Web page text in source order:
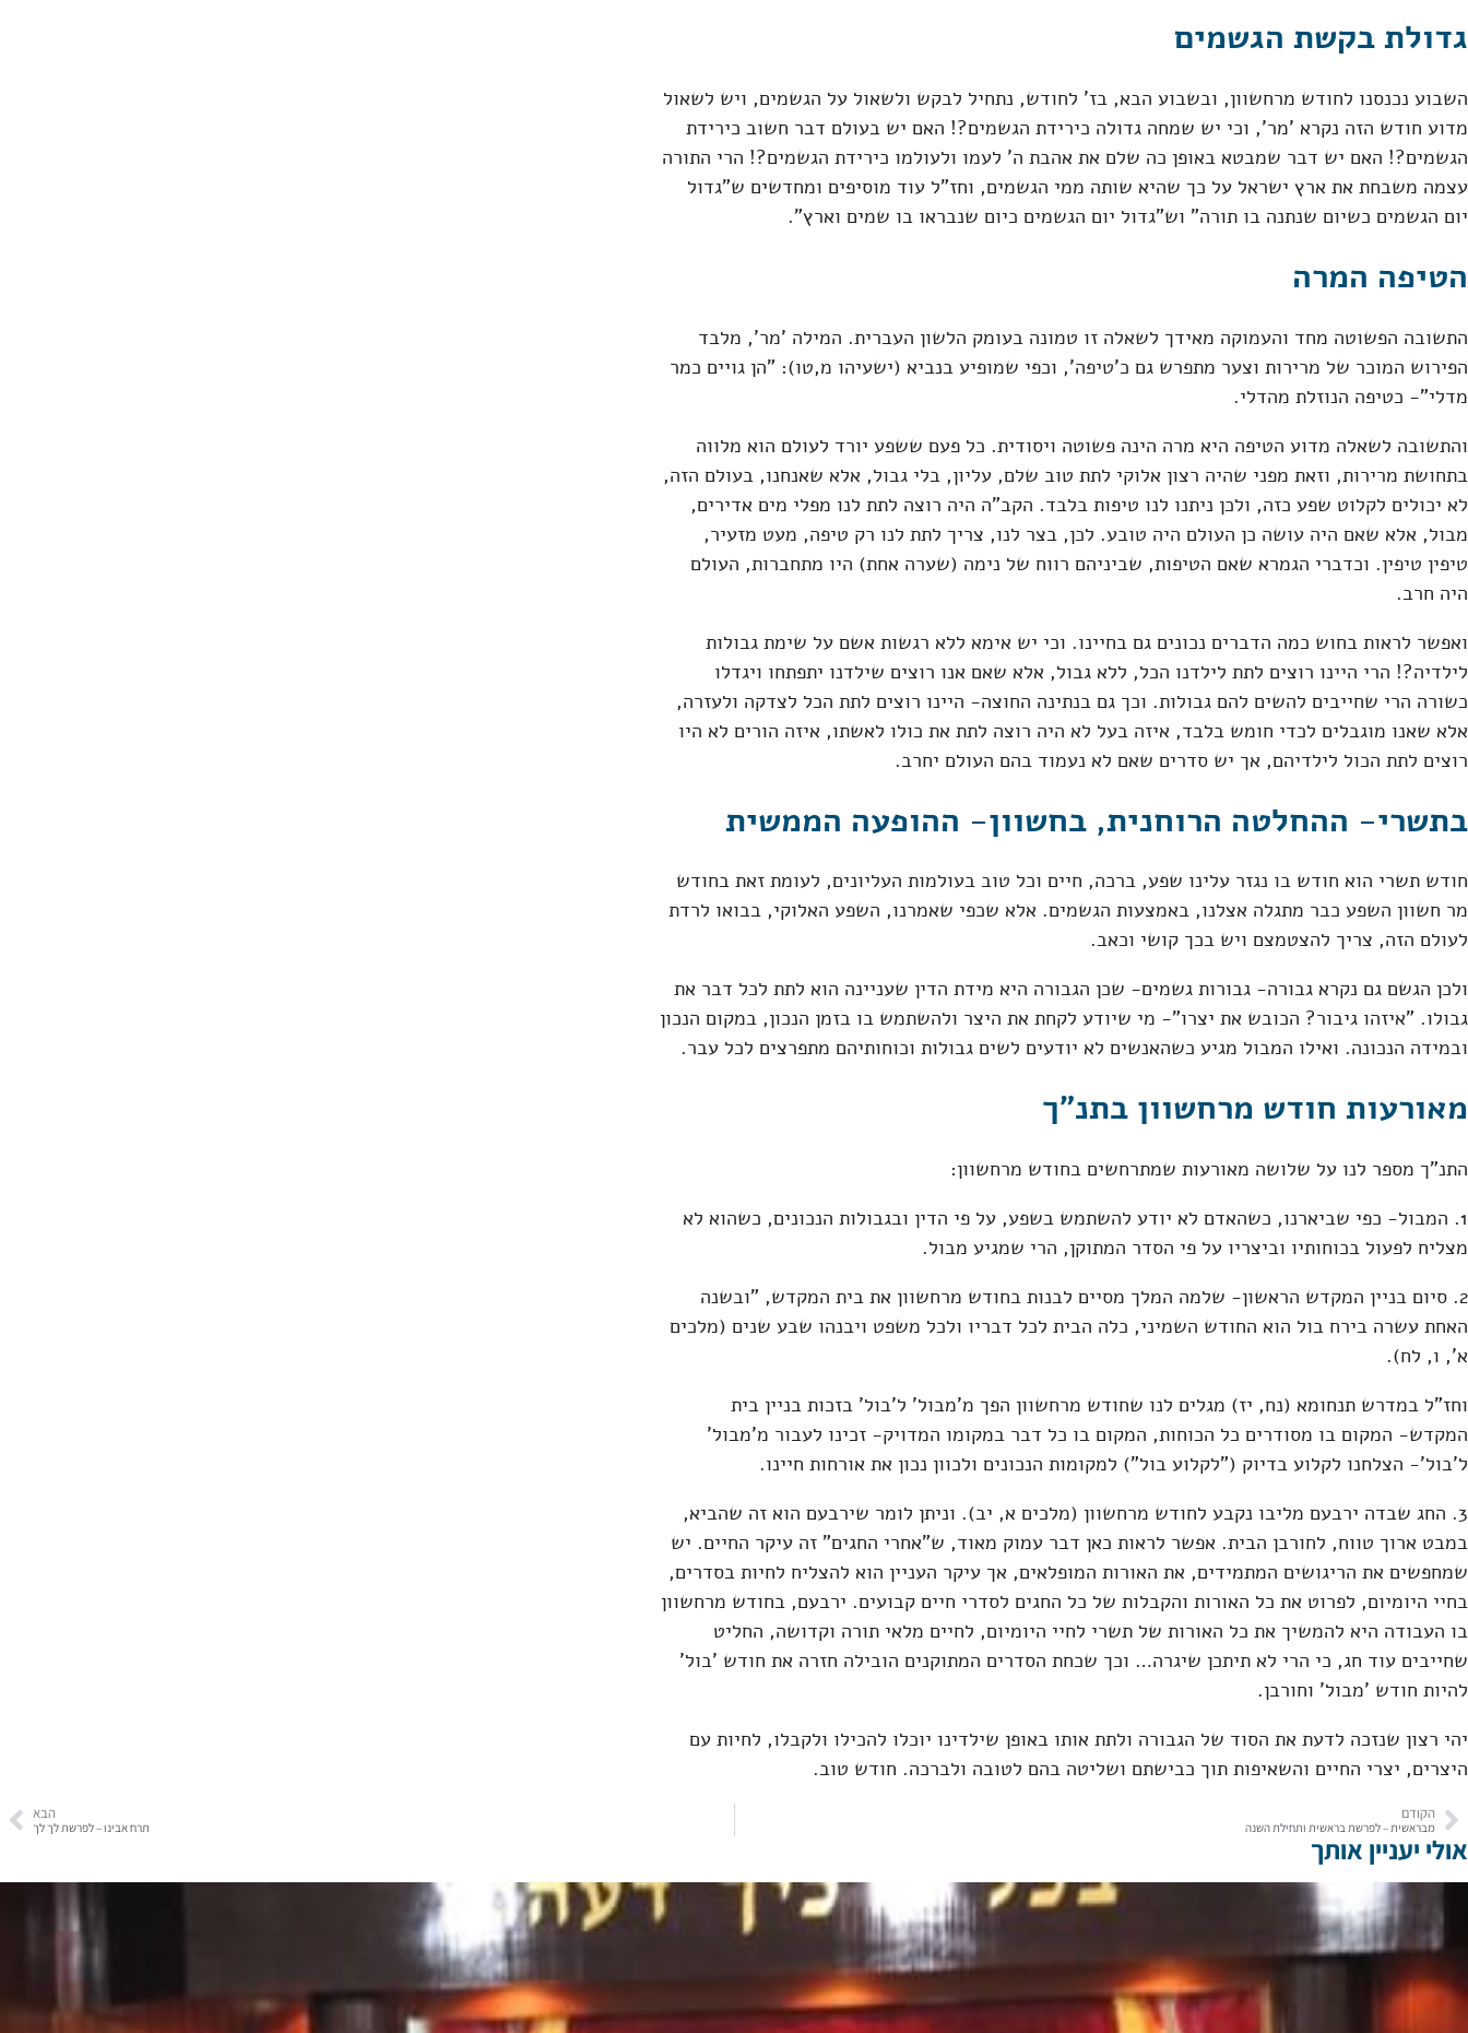
גדולת בקשת הגשמים
השבוע נכנסנו לחודש מרחשוון, ובשבוע הבא, בז' לחודש, נתחיל לבקש ולשאול על הגשמים, ויש לשאול
מדוע חודש הזה נקרא 'מר', וכי יש שמחה גדולה כירידת הגשמים?! האם יש בעולם דבר חשוב כירידת
הגשמים?! האם יש דבר שמבטא באופן כה שלם את אהבת ה' לעמו ולעולמו כירידת הגשמים?! הרי התורה
עצמה משבחת את ארץ ישראל על כך שהיא שותה ממי הגשמים, וחז"ל עוד מוסיפים ומחדשים ש"גדול
יום הגשמים כשיום שנתנה בו תורה" וש"גדול יום הגשמים כיום שנבראו בו שמים וארץ".
הטיפה המרה
התשובה הפשוטה מחד והעמוקה מאידך לשאלה זו טמונה בעומק הלשון העברית. המילה 'מר', מלבד
הפירוש המוכר של מרירות וצער מתפרש גם כ'טיפה', וכפי שמופיע בנביא (ישעיהו מ,טו): "הן גויים כמר
מדלי"- כטיפה הנוזלת מהדלי.
והתשובה לשאלה מדוע הטיפה היא מרה הינה פשוטה ויסודית. כל פעם ששפע יורד לעולם הוא מלווה
בתחושת מרירות, וזאת מפני שהיה רצון אלוקי לתת טוב שלם, עליון, בלי גבול, אלא שאנחנו, בעולם הזה,
לא יכולים לקלוט שפע כזה, ולכן ניתנו לנו טיפות בלבד. הקב"ה היה רוצה לתת לנו מפלי מים אדירים,
מבול, אלא שאם היה עושה כן העולם היה טובע. לכן, בצר לנו, צריך לתת לנו רק טיפה, מעט מזעיר,
טיפין טיפין. וכדברי הגמרא שאם הטיפות, שביניהם רווח של נימה (שערה אחת) היו מתחברות, העולם
היה חרב.
ואפשר לראות בחוש כמה הדברים נכונים גם בחיינו. וכי יש אימא ללא רגשות אשם על שימת גבולות
לילדיה?! הרי היינו רוצים לתת לילדנו הכל, ללא גבול, אלא שאם אנו רוצים שילדנו יתפתחו ויגדלו
כשורה הרי שחייבים להשים להם גבולות. וכך גם בנתינה החוצה- היינו רוצים לתת הכל לצדקה ולעזרה,
אלא שאנו מוגבלים לכדי חומש בלבד, איזה בעל לא היה רוצה לתת את כולו לאשתו, איזה הורים לא היו
רוצים לתת הכול לילדיהם, אך יש סדרים שאם לא נעמוד בהם העולם יחרב.
בתשרי- ההחלטה הרוחנית, בחשוון- ההופעה הממשית
חודש תשרי הוא חודש בו נגזר עלינו שפע, ברכה, חיים וכל טוב בעולמות העליונים, לעומת זאת בחודש
מר חשוון השפע כבר מתגלה אצלנו, באמצעות הגשמים. אלא שכפי שאמרנו, השפע האלוקי, בבואו לרדת
לעולם הזה, צריך להצטמצם ויש בכך קושי וכאב.
ולכן הגשם גם נקרא גבורה- גבורות גשמים- שכן הגבורה היא מידת הדין שעניינה הוא לתת לכל דבר את
גבולו. "איזהו גיבור? הכובש את יצרו"- מי שיודע לקחת את היצר ולהשתמש בו בזמן הנכון, במקום הנכון
ובמידה הנכונה. ואילו המבול מגיע כשהאנשים לא יודעים לשים גבולות וכוחותיהם מתפרצים לכל עבר.
מאורעות חודש מרחשוון בתנ"ך
התנ"ך מספר לנו על שלושה מאורעות שמתרחשים בחודש מרחשוון:
1. המבול- כפי שביארנו, כשהאדם לא יודע להשתמש בשפע, על פי הדין ובגבולות הנכונים, כשהוא לא
מצליח לפעול בכוחותיו וביצריו על פי הסדר המתוקן, הרי שמגיע מבול.
2. סיום בניין המקדש הראשון- שלמה המלך מסיים לבנות בחודש מרחשוון את בית המקדש, "ובשנה
האחת עשרה בירח בול הוא החודש השמיני, כלה הבית לכל דבריו ולכל משפט ויבנהו שבע שנים (מלכים
א', ו, לח).
וחז"ל במדרש תנחומא (נח, יז) מגלים לנו שחודש מרחשוון הפך מ'מבול' ל'בול' בזכות בניין בית
המקדש- המקום בו מסודרים כל הכוחות, המקום בו כל דבר במקומו המדויק- זכינו לעבור מ'מבול'
ל'בול'- הצלחנו לקלוע בדיוק ("לקלוע בול") למקומות הנכונים ולכוון נכון את אורחות חיינו.
3. החג שבדה ירבעם מליבו נקבע לחודש מרחשוון (מלכים א, יב). וניתן לומר שירבעם הוא זה שהביא,
במבט ארוך טווח, לחורבן הבית. אפשר לראות כאן דבר עמוק מאוד, ש"אחרי החגים" זה עיקר החיים. יש
שמחפשים את הריגושים המתמידים, את האורות המופלאים, אך עיקר העניין הוא להצליח לחיות בסדרים,
בחיי היומיום, לפרוט את כל האורות והקבלות של כל החגים לסדרי חיים קבועים. ירבעם, בחודש מרחשוון
בו העבודה היא להמשיך את כל האורות של תשרי לחיי היומיום, לחיים מלאי תורה וקדושה, החליט
שחייבים עוד חג, כי הרי לא תיתכן שיגרה… וכך שכחת הסדרים המתוקנים הובילה חזרה את חודש 'בול'
להיות חודש 'מבול' וחורבן.
יהי רצון שנזכה לדעת את הסוד של הגבורה ולתת אותו באופן שילדינו יוכלו להכילו ולקבלו, לחיות עם
היצרים, יצרי החיים והשאיפות תוך כבישתם ושליטה בהם לטובה ולברכה. חודש טוב.
הקודם
מבראשית – לפרשת בראשית ותחילת השנה
הבא
תרח אבינו – לפרשת לך לך
אולי יעניין אותך